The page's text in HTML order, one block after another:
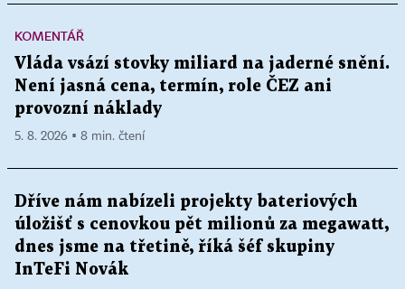
KOMENTÁŘ
Vláda vsází stovky miliard na jaderné snění.
Není jasná cena, termín, role ČEZ ani
provozní náklady
5. 8. 2026 ▪ 8 min. čtení
Dříve nám nabízeli projekty bateriových
úložišť s cenovkou pět milionů za megawatt,
dnes jsme na třetině, říká šéf skupiny
InTeFi Novák